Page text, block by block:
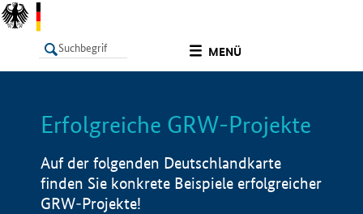
MENÜ
LISTE Info
Erfolgreiche GRW-Projekte
Auf der folgenden Deutschlandkarte
finden Sie konkrete Beispiele erfolgreicher
GRW-Projekte!